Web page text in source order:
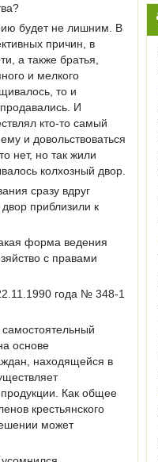
будет не лишним. В
причин, в
а также братья,
и мелкого
то и
И
кто-то самый
и довольствоваться
нет, но так жили
колхозный двор.
сразу вдруг
приблизили к
форма ведения
с правами
года № 348-1
основе
находящейся в
продукции. Как общее
крестьянского
может